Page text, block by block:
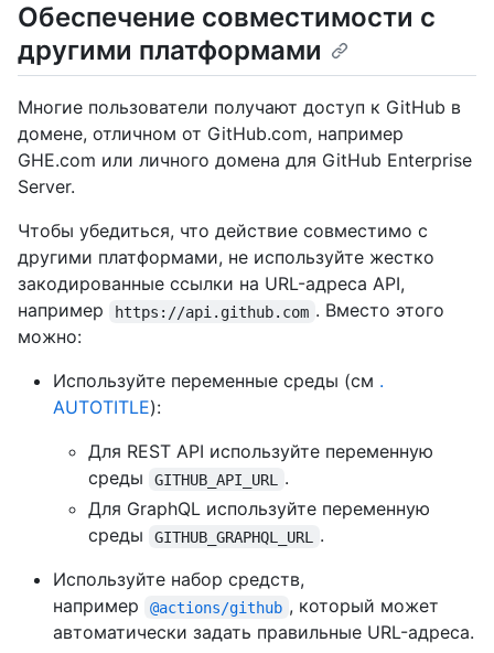
Обеспечение совместимости с
другими платформами
Многие пользователи получают доступ к GitHub в
домене, отличном от GitHub.com, например
GHE.com или личного домена для GitHub Enterprise
Server.
Чтобы убедиться, что действие совместимо с
другими платформами, не используйте жестко
закодированные ссылки на URL-адреса API,
например
https://api.github.com . Вместо этого
можно:
Используйте переменные среды (см .
AUTOTITLE):
Для REST API используйте переменную
среды
GITHUB_API_URL
.
Для GraphQL используйте переменную
среды
GITHUB_GRAPHQL_URL
.
Используйте набор средств,
например
@actions/github , который может
автоматически задать правильные URL-адреса.